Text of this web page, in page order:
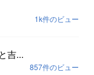
1k件のビュー
吉...
857件のビュー